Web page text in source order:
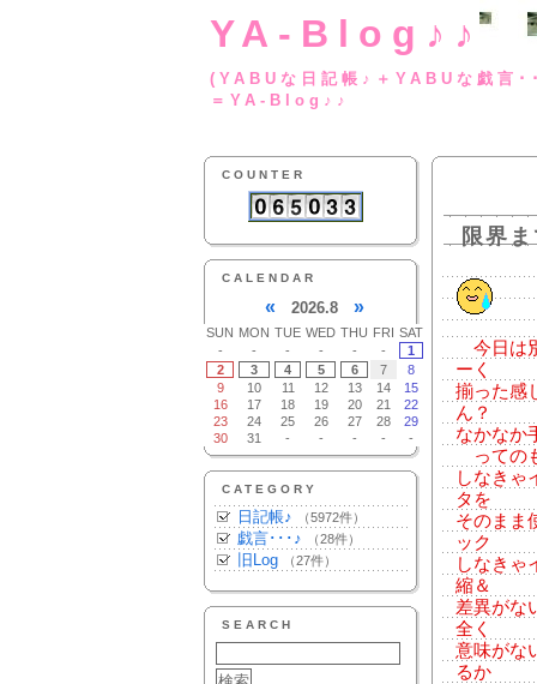
YA-Blog♪♪
(YABUな日記帳♪
＝YA-Blog♪♪
COUNTER
CALENDAR
« 2026.8 »
SUN MON TUE WED THU FRI SAT
-
- - - - -
1
2
3 4 5 6 7
8
9
10 11 12 13 14
15
16
17 18 19 20 21
22
23
24 25 26 27 28
29
30
31 - - - - -
CATEGORY
日記帳♪ （5972件）
戯言･･･♪ （28件）
旧Log （27件）
SEARCH
限界
今日は
ーく
揃った感
ん？
なかなか
っての
しなきゃ
タを
そのまま
ック
しなきゃ
縮＆
差異がな
全く
意味がな
るか